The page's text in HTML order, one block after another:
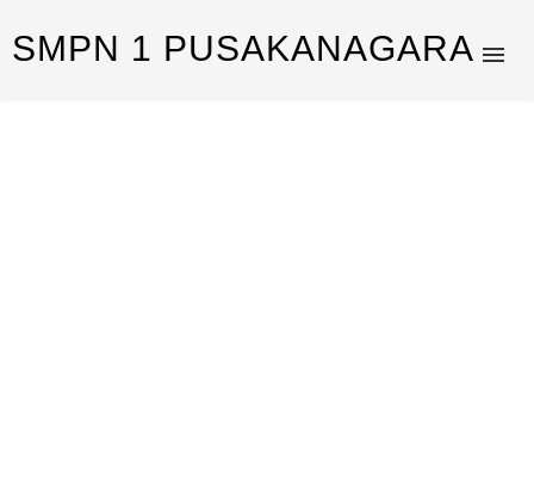
SMPN 1 PUSAKANAGARA